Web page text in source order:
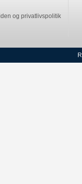
og privatlivspolitik